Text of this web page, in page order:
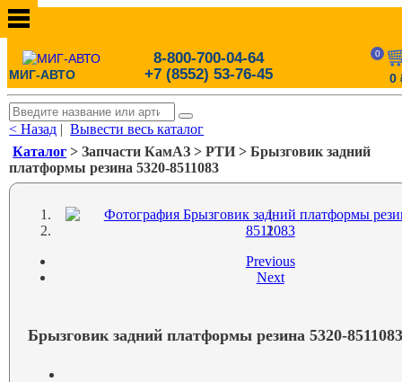
МИГ-АВТО
8-800-700-04-64
+7 (8552) 53-76-45
0
0
< Назад |Вывести весь каталог
Каталог > Запчасти КамАЗ > РТИ > Брызговик задний
платформы резина 5320-8511083
1
2
Previous
Next
Брызговик задний платформы резина 5320-